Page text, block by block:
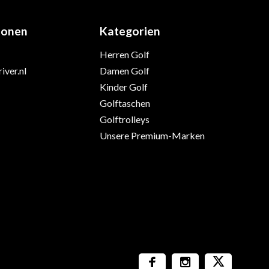
Kategorien
Herren Golf
Damen Golf
Kinder Golf
Golftaschen
Golftrolleys
Unsere Premium-Marken